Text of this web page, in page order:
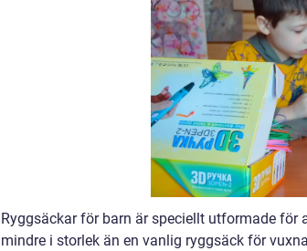
Ryggsäckar för barn är speciellt utformade för
mindre i storlek än en vanlig ryggsäck för